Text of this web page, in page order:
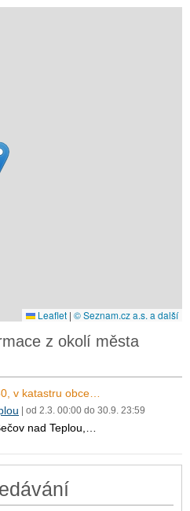
Leaflet | © Seznam.cz a.s. a další
z okolí města
v katastru obce…
| od 2.3. 00:00 do 30.9. 23:59
nad Teplou,…